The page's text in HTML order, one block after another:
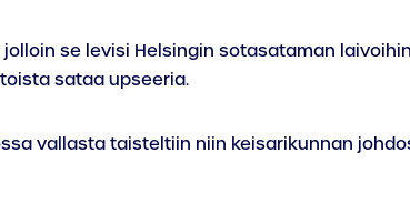
jolloin se levisi Helsingin sotasataman
sataa upseeria.
vallasta taisteltiin niin keisarikunnan